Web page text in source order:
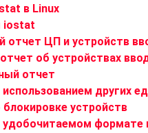
в Linux
iostat
отчет ЦП и устройств
об устройствах
отчет
других
устройств
формате